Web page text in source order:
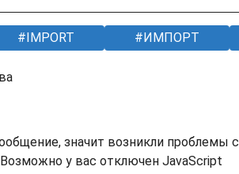
IMPORT ИМПОРТ
значит возникли проблемы
у вас отключен JavaScript